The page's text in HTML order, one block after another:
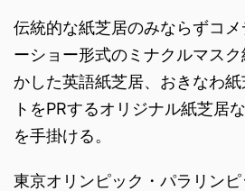
伝統的な紙芝居のみならずコ
ーショー形式のミナクルマス
かした英語紙芝居、おきなわ
トをPRするオリジナル紙芝居
を手掛ける。
東京オリンピック・パラリン